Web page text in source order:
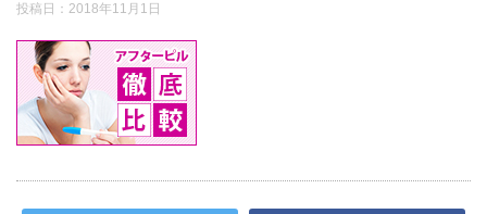
投稿日： 2018年11月1日